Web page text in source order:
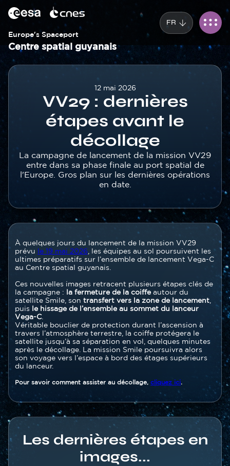
contenu
principal
Europe's Spaceport
Centre spatial guyanais
FR
Corps
12 mai 2026
VV29 : dernières
étapes avant le
décollage
Texte
La campagne de lancement de la mission VV29
entre dans sa phase finale au port spatial de
l'Europe. Gros plan sur les dernières opérations
en date.
section
Texte
À quelques jours du lancement de la mission VV29
prévu le 19 mai 2026 , les équipes au sol poursuivent les
ultimes préparatifs sur l’ensemble de lancement Vega-C
au Centre spatial guyanais.
Ces nouvelles images retracent plusieurs étapes clés de
la campagne : la fermeture de la coiffeautour du
satellite Smile, son transfert vers la zone de lancement
puis le hissage de l’ensemble au sommet du lanceur
Vega-C.
Véritable bouclier de protection durant l’ascension à
travers l’atmosphère terrestre, la coiffe protégera le
satellite jusqu’à sa séparation en vol, quelques minutes
après le décollage. La mission Smile poursuivra alors
son voyage vers l’espace à bord des étages supérieurs
du lanceur.
Pour savoir comment assister au décollage, cliquez ici.
Les dernières étapes en
images...